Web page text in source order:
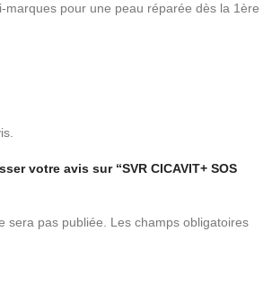
marques pour une peau réparée dès la 1ère
votre avis sur “SVR CICAVIT+ SOS
sera pas publiée. Les champs obligatoires